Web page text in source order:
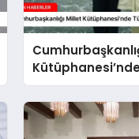
Ukrayna İlişkileri